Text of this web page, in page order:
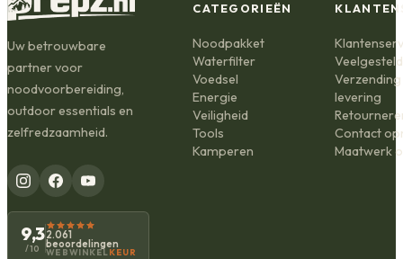
Uw betrouwbare
partner voor
noodvoorbereiding,
outdoor essentials en
zelfredzaamheid.
9,3
/10
2.061
beoordelingen
WEBWINKEL KEUR
CATEGORIEËN
Noodpakket
Waterfilter
Voedsel
Energie
Veiligheid
Tools
Kamperen
Verzending
levering
Contact
Maatwerk